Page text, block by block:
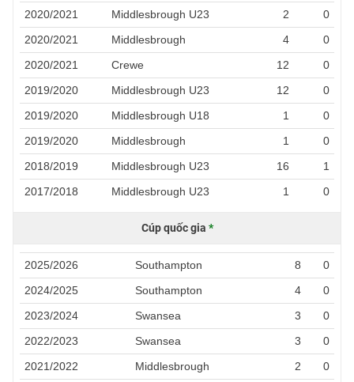
2020/2021
Middlesbrough U23 2
0
2020/2021
Middlesbrough 4
0
2020/2021
Crewe 12
0
2019/2020
Middlesbrough U23 12
0
2019/2020
Middlesbrough U18 1
0
2019/2020
Middlesbrough 1
0
2018/2019
Middlesbrough U23 16
1
2017/2018
Middlesbrough U23 1 0
Cúp quốc gia *
2025/2026 Southampton 8
0
2024/2025
Southampton 4
0
2023/2024
Swansea 3
0
2022/2023
Swansea 3
0
2021/2022
Middlesbrough 2
0